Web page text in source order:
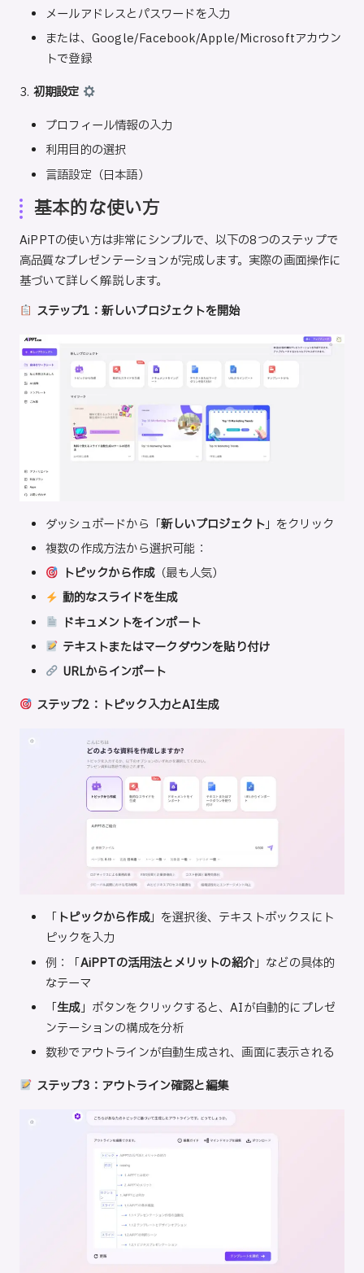
メールアドレスとパスワードを入力
または、Google/Facebook/Apple/Microsoftアカウン
トで登録
3. 初期設定
プロフィール情報の入力
利用目的の選択
言語設定（日本語）
基本的な使い方
AiPPTの使い方は非常にシンプルで、以下の8つのステップで
高品質なプレゼンテーションが完成します。実際の画面操作に
基づいて詳しく解説します。
ステップ1：新しいプロジェクトを開始
ダッシュボードから「新しいプロジェクト」をクリック
複数の作成方法から選択可能：
トピックから作成（最も人気）
動的なスライドを生成
ドキュメントをインポート
テキストまたはマークダウンを貼り付け
URLからインポート
ステップ2：トピック入力とAI生成
「 トピックから作成」を選択後、テキストボックスにト
ピックを入力
例：「AiPPTの活用法とメリットの紹介」などの具体的
なテーマ
「生成」ボタンをクリックすると、AIが自動的にプレゼ
ンテーションの構成を分析
数秒でアウトラインが自動生成され、画面に表示される
ステップ3：アウトライン確認と編集